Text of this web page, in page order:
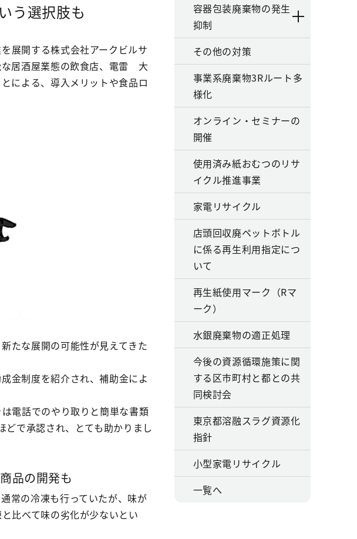
う選択肢も
展開する株式会社アークビルサ
な居酒屋業態の飲食店、電雷 大
による、導入メリットや食品ロ
たな展開の可能性が見えてきた
金制度を紹介され、補助金によ
電話でのやり取りと簡単な書類
どで承認され、とても助かりまし
品の開発も
常の冷凍も行っていたが、味が
比べて味の劣化が少ないとい
容器包装廃棄物の発生
抑制
その他の対策
事業系廃棄物3Rルート多
様化
オンライン・セミナーの
開催
使用済み紙おむつのリサ
イクル推進事業
家電リサイクル
店頭回収廃ペットボトル
に係る再生利用指定につ
いて
再生紙使用マーク（Rマ
ーク）
水銀廃棄物の適正処理
今後の資源循環施策に関
する区市町村と都との共
同検討会
東京都溶融スラグ資源化
指針
小型家電リサイクル
一覧へ